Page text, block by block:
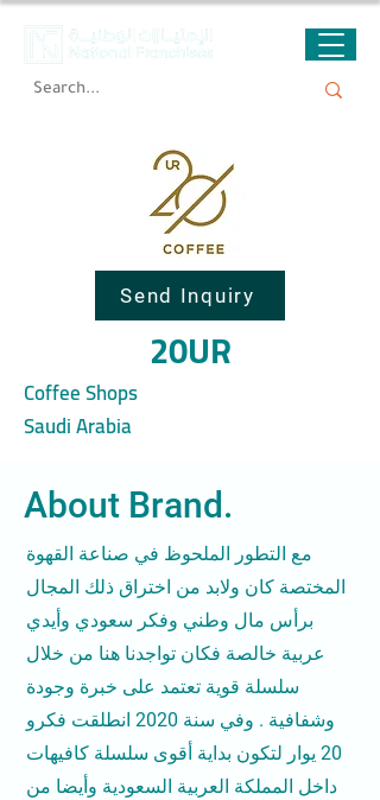
Send Inquiry
20UR
Coffee Shops
Saudi Arabia
About Brand.
مع التطور الملحوظ في صناعة القهوة
المختصة كان ولابد من اختراق ذلك المجال
برأس مال وطني وفكر سعودي وأيدي
عربية خالصة فكان تواجدنا هنا من خلال
سلسلة قوية تعتمد على خبرة وجودة
وشفافية . وفي سنة 2020 انطلقت فكرو
20 يوار لتكون بداية أقوى سلسلة كافيهات
داخل المملكة العربية السعودية وأيضا من